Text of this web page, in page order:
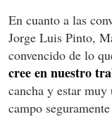
En cuanto a las
Jorge Luis Pinto,
convencido de lo
cree en nuestro
cancha y estar
campo